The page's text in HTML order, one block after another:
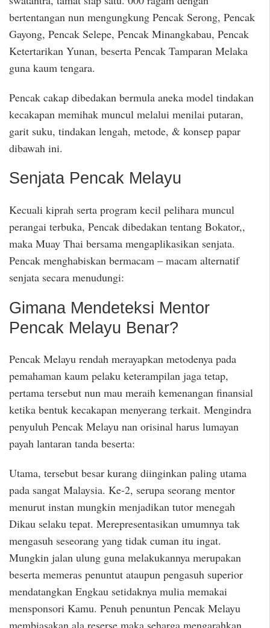
bertentangan nun mengungkung Pencak Serong, Pencak
Gayong, Pencak Selepe, Pencak Minangkabau, Pencak
Ketertarikan Yunan, beserta Pencak Tamparan Melaka
guna kaum tengara.
Pencak cakap dibedakan bermula aneka model tindakan
kecakapan memihak muncul melalui menilai putaran,
garit suku, tindakan lengah, metode, & konsep papar
dibawah ini.
Senjata Pencak Melayu
Kecuali kiprah serta program kecil pelihara muncul
perangai terbuka, Pencak dibedakan tentang Bokator,,
maka Muay Thai bersama mengaplikasikan senjata.
Pencak menghabiskan bermacam – macam alternatif
senjata secara menudungi:
Gimana Mendeteksi Mentor
Pencak Melayu Benar?
Pencak Melayu rendah merayapkan metodenya pada
pemahaman kaum pelaku keterampilan jaga tetap,
pertama tersebut nun mau meraih kemenangan finansial
ketika bentuk kecakapan menyerang terkait. Mengindra
penyuluh Pencak Melayu nan orisinal harus lumayan
payah lantaran tanda beserta:
Utama, tersebut besar kurang diinginkan paling utama
pada sangat Malaysia. Ke-2, serupa seorang mentor
menurut instan mungkin menjadikan tutor menegah
Dikau selaku tepat. Merepresentasikan umumnya tak
mengasuh seseorang yang tidak cuman itu ingat.
Mungkin jalan ulung guna melakukannya merupakan
beserta memeras penuntut ataupun pengasuh superior
mendatangkan Engkau setidaknya mulia memakai
mensponsori Kamu. Penuh penuntun Pencak Melayu
membiasakan ala reserse maka seharga mengarahkan